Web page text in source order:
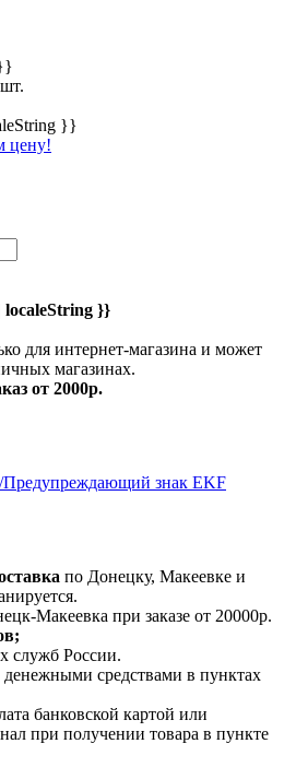
}}
цену!
}}
для интернет-магазина и может
магазинах.
от 2000р.
Предупреждающий знак EKF
по Донецку, Макеевке и
Макеевка при заказе от 20000р.
служб России.
средствами в пунктах
банковской картой или
при получении товара в пункте